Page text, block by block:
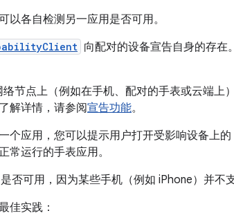
以各自检测另一应用是否可用。
向配对的设备宣告自身的存在
节点上（例如在手机、配对的手表或云端上
解详情，请参阅宣告功能。
个应用，您可以提示用户打开受影响设备上
常运行的手表应用。
否可用，因为某些手机（例如 iPhone）并不
佳实践：